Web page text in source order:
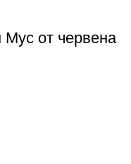
от червена